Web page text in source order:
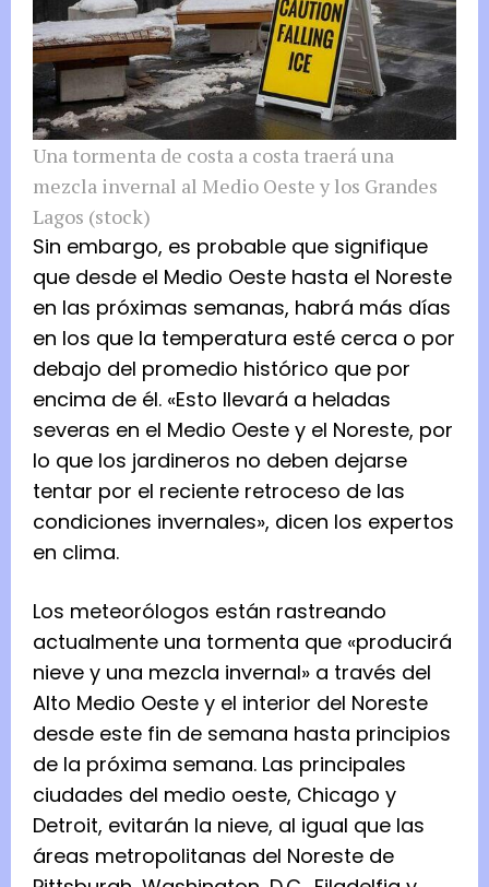
Una tormenta de costa a costa traerá una
mezcla invernal al Medio Oeste y los Grandes
Lagos (stock)
Sin embargo, es probable que signifique
que desde el Medio Oeste hasta el Noreste
en las próximas semanas, habrá más días
en los que la temperatura esté cerca o por
debajo del promedio histórico que por
encima de él. «Esto llevará a heladas
severas en el Medio Oeste y el Noreste, por
lo que los jardineros no deben dejarse
tentar por el reciente retroceso de las
condiciones invernales», dicen los expertos
en clima.
Los meteorólogos están rastreando
actualmente una tormenta que «producirá
nieve y una mezcla invernal» a través del
Alto Medio Oeste y el interior del Noreste
desde este fin de semana hasta principios
de la próxima semana. Las principales
ciudades del medio oeste, Chicago y
Detroit, evitarán la nieve, al igual que las
áreas metropolitanas del Noreste de